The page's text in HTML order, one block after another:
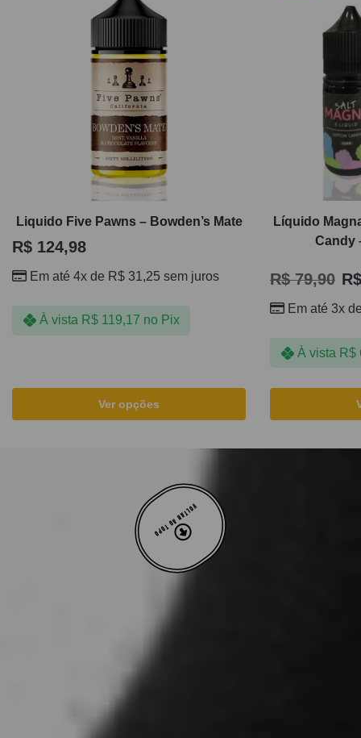
Liquido Five Pawns – Bowden’s Mate
R$ 124,98
Em até 4x de R$ 31,25 sem juros
À vista R$119,17 no Pix
Ver opções
Líquido
Candy
R$79,90 R$
Em até 3x
À vista R$
VOLTAR AO TOPO